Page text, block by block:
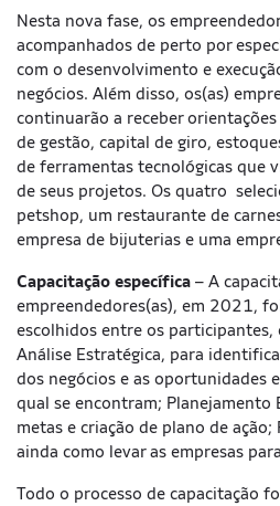
Nesta nova fase, os
acompanhados de perto por
com o desenvolvimento e
negócios. Além disso, os(as)
continuarão a receber
de gestão, capital de giro,
de ferramentas tecnológicas que
de seus projetos. Os quatro
petshop, um restaurante de
empresa de bijuterias e uma
Capacitação específica – A
empreendedores(as), em 2021,
escolhidos entre os participantes,
Análise Estratégica, para
dos negócios e as oportunidades
qual se encontram; Planejamento
metas e criação de plano de ação;
ainda como levar as empresas
Todo o processo de capacitação